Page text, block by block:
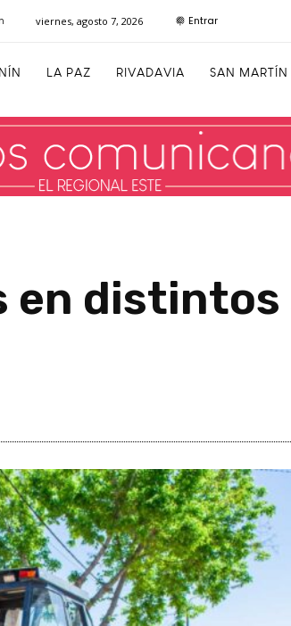
viernes, agosto 7, 2026 Entrar
LA PAZ RIVADAVIA SAN MARTÍN
en